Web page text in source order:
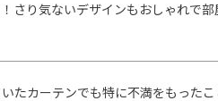
さり気ないデザインもおしゃれで部
たカーテンでも特に不満をもった